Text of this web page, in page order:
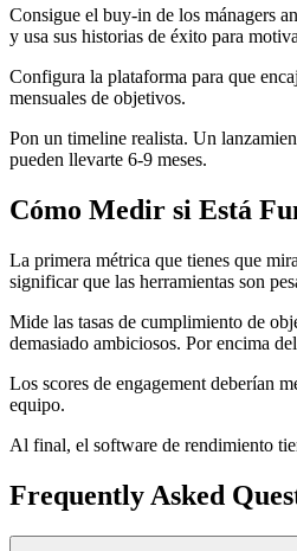
Consigue el buy-in de los mánagers
y usa sus historias de éxito para
Configura la plataforma para que
mensuales de objetivos.
Pon un timeline realista. Un
pueden llevarte 6-9 meses.
Cómo Medir si Está
La primera métrica que tienes que
significar que las herramientas son
Mide las tasas de cumplimiento de
demasiado ambiciosos. Por encima
Los scores de engagement deberían
equipo.
Al final, el software de rendimiento
Frequently Asked